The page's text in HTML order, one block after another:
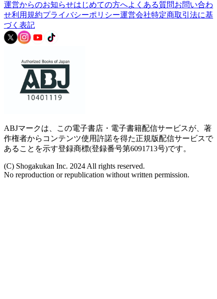
運営からのお知らせはじめての方へよくある質問お問い合わ
せ利用規約プライバシーポリシー運営会社特定商取引法に基
づく表記
ABJマークは、この電子書店・電子書籍配信サービスが、著
作権者からコンテンツ使用許諾を得た正規版配信サービスで
あることを示す登録商標(登録番号第6091713号)です。
(C) Shogakukan Inc. 2024 All rights reserved.
No reproduction or republication without written permission.